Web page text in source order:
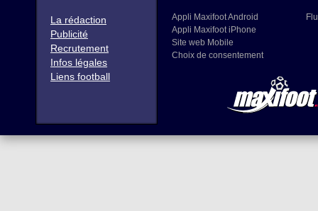
La rédaction
Publicité
Recrutement
Infos légales
Liens football
Appli Maxifoot Android
Appli Maxifoot iPhone
Site web Mobile
Choix de consentement